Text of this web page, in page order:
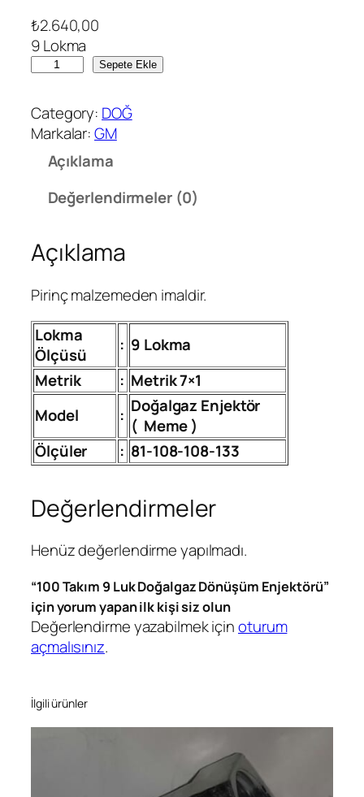
₺2.640,00
9 Lokma
0
T
a
L
u
k
o
ğ
a
g
z
D
n
ş
m
E
n
j
k
t
Sepete Ekle
Category: DOĞ
Markalar:GM
Açıklama
Değerlendirmeler (0)
Açıklama
Pirinç malzemeden imaldir.
Lokma
Ölçüsü
: 9 Lokma
Metrik
: Metrik 7×1
Model
: Doğalgaz Enjektör
( Meme )
Ölçüler
: 81-108-108-133
Değerlendirmeler
Henüz değerlendirme yapılmadı.
“100 Takım 9 Luk Doğalgaz Dönüşüm Enjektörü”
için yorum yapan ilk kişi siz olun
Değerlendirme yazabilmek içinoturum
açmalısınız.
İlgili ürünler